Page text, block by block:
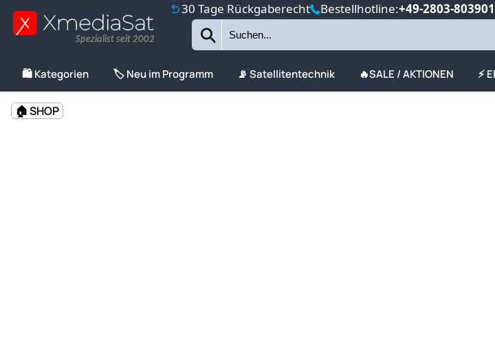
30 Tage Rückgaberecht Bestellhotline:+49-2803-803901
Spezialist seit 2002
🛍️ Kategorien 🏷️ Neu im Programm 📡 Satellitentechnik 🔥SALE / AKTIONEN ⚡
🏠 SHOP